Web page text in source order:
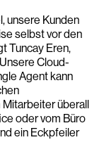
unsere Kunden
selbst vor den
Tuncay Eren,
Cloud-
Agent kann
überall
oder vom Büro
ein Eckpfeiler